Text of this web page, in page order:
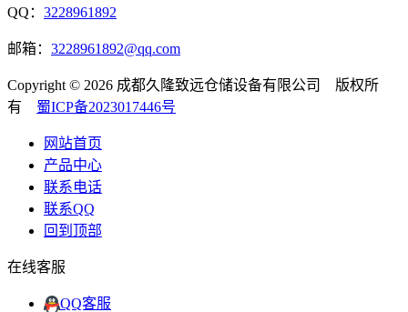
QQ： 3228961892
邮箱： 3228961892@qq.com
Copyright © 2026 成都久隆致远仓储设备有限公司 版权所
有 蜀ICP备2023017446号
网站首页
产品中心
联系电话
联系QQ
回到顶部
在线客服
QQ客服